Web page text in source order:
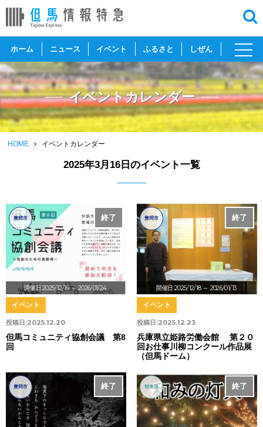
ホーム ニュース イベント ふるさと しぜん
toggle
イベントカレンダー
HOME イベントカレンダー
2025年3月16日のイベント一覧
開催日:2025/12/19～ 2026/01/24
終了
豊岡市
投稿日:2025.12.20
イベント
但馬コミュニティ協創会議 第8
回
開催日:2025/12/18 ～ 2026/01/13
終了
豊岡市
投稿日:2025.12.23
イベント
兵庫県立姫路労働会館 第２０
回お仕事川柳コンクール作品展
（但馬ドーム）
終了
豊岡市 終了
朝来市